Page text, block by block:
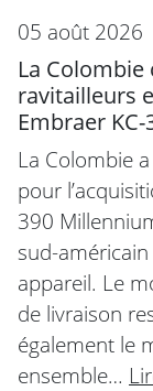
05 août 2026
La
ravitailleurs
Embraer
La Colombie
pour
390
sud-
appareil. Le
de livraison
également le
ensemble…